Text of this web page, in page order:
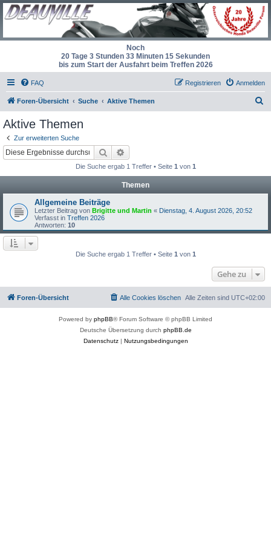
Noch
20 Tage 3 Stunden 33 Minuten 15 Sekunden
bis zum Start der Ausfahrt beim Treffen 2026
FAQ Anmelden
Registrieren
Foren-Übersicht Suche Aktive Themen
Aktive Themen
Zur erweiterten Suche
Suche
Die Suche ergab 1 Treffer • Seite 1von 1
Themen
Allgemeine Beiträge
Letzter Beitrag von Brigitte und Martin « Dienstag, 4. August 2026, 20:52
Verfasst in Treffen 2026
Antworten: 10
Die Suche ergab 1 Treffer • Seite 1von 1
Gehe zu
Foren-Übersicht Alle Zeiten sind UTC+02:00
Alle Cookies löschen
Powered by phpBB® Forum Software © phpBB Limited
Deutsche Übersetzung durch phpBB.de
Datenschutz| Nutzungsbedingungen